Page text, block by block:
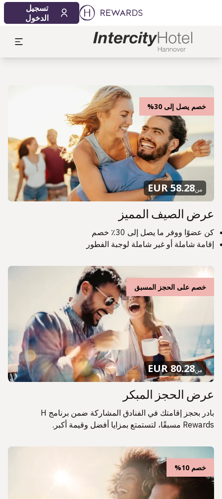
تسجيل
الدخول
خصم يصل إلى 30%
من58.28 EUR
عرض الصيف المميز
كن عضوًا ووفر ما يصل إلى 30٪ خصم
إقامة شاملة أو غير شاملة لوجبة الفطور
خصم على الحجز المسبق
من80.28 EUR
عرض الحجز المبكر
بادر بحجز إقامتك في الفنادق المشاركة ضمن برنامج H
Rewards مسبقًا، لتستمتع بمزايا أفضل وقيمة أكبر.
خصم 10%